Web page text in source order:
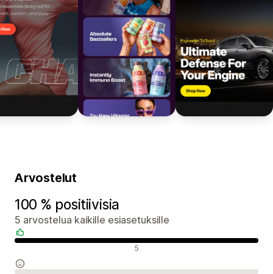
Arvostelut
100 % positiivisia
5 arvostelua kaikille esiasetuksille
5